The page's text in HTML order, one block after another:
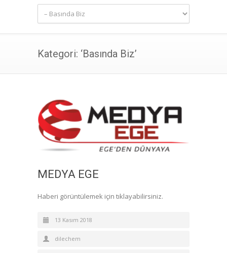
Kategori: ‘Basında Biz’
MEDYA EGE
Haberi görüntülemek için tıklayabilirsiniz.
13 Kasım 2018
dilechem